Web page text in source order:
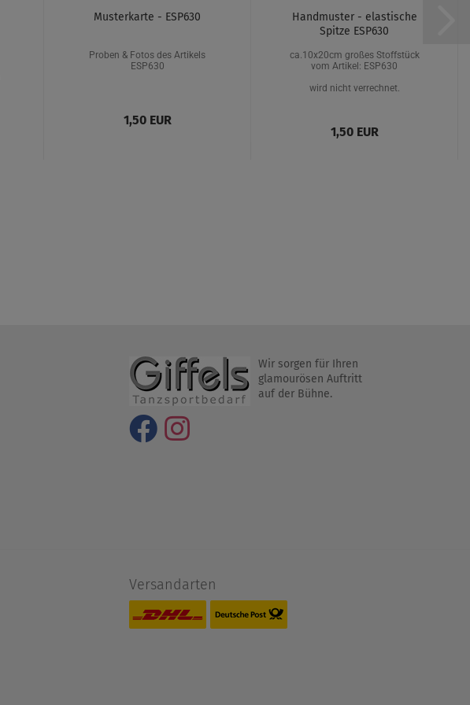
Musterkarte - ESP630
Proben & Fotos des Artikels
ESP630
1,50 EUR
Handmuster - elastische
Spitze ESP630
ca.10x20cm großes Stoffstück
vom Artikel: ESP630
wird nicht verrechnet.
1,50 EUR
Wir sorgen für Ihren
glamourösen Auftritt
auf der Bühne.
Versandarten